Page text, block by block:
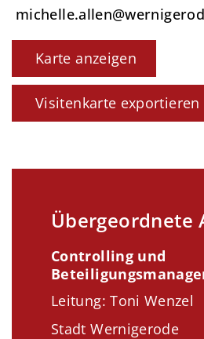
Karte anzeigen
Visitenkarte exportieren
Übergeordnete
Controlling und
Leitung: Toni Wenzel
Stadt Wernigerode